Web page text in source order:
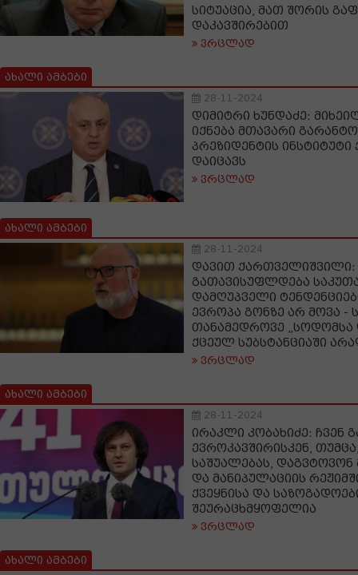
სიტუაცია, მათ შორის
დაკავშირებით
ვრცლად
ახალი ამბები
28-11-2024
დიმიტრი ხუნდაძე:
იქნება მთავარი
პრეზიდენტის ინსტიტუტი
დაიცავს
ვრცლად
ახალი ამბები
28-11-2024
დავით ქართველიშვილი:
გათავისუფლდება
დამღუპველი
ევროპა გონზე არ მოვა -
თანამედროვე
ქცეულ სუბსტანციაში
ვრცლად
ახალი ამბები
28-11-2024
ირაკლი კობახიძე: ჩვენ
ევროკავშირისკენ,
საშუალებას, დაგვტოვონ
და მანიპულაციის
ქვეყნისა და
შეურაცხმყოფელია
ვრცლად
ახალი ამბები